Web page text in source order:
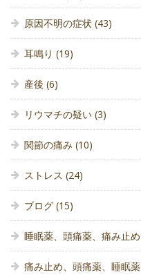
原因不明の症状 (43)
耳鳴り (19)
産後 (6)
リウマチの疑い (3)
関節の痛み (10)
ストレス (24)
ブログ (15)
睡眠薬、頭痛薬、痛み止め
痛み止め、頭痛薬、睡眠薬